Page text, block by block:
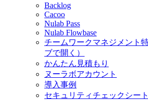
Backlog
Cacoo
Nulab Pass
Nulab Flowbase
チームワークマネジメント
ブで開く）
かんたん見積もり
ヌーラボアカウント
導入事例
セキュリティチェックシート